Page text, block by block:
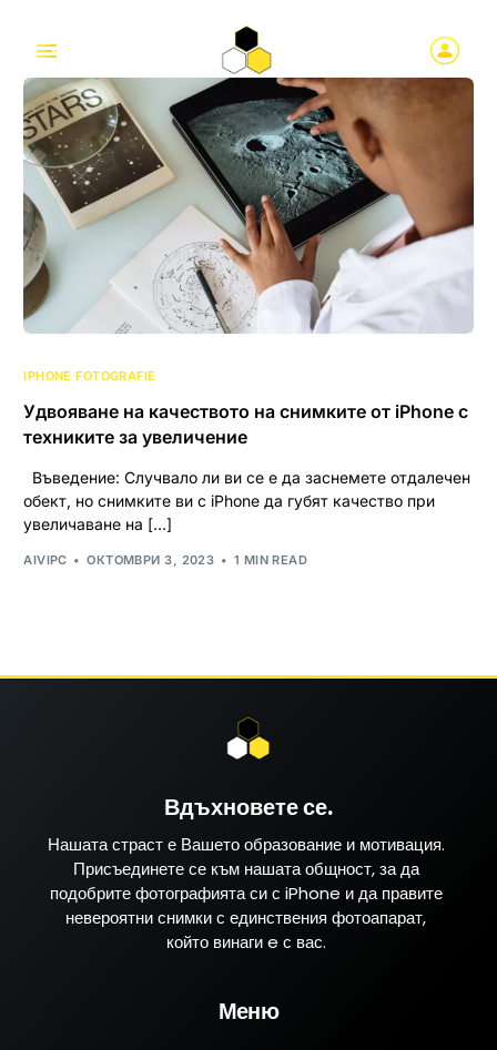
IPHONE FOTOGRAFIE
Удвояване на качеството на снимките от iPhone с
техниките за увеличение
Въведение: Случвало ли ви се е да заснемете отдалечен
обект, но снимките ви с iPhone да губят качество при
увеличаване на […]
AIVIPC ОКТОМВРИ 3, 2023 1 MIN READ
Вдъхновете се.
Нашата страст е Вашето образование и мотивация.
Присъединете се към нашата общност, за да
подобрите фотографията си с iPhone и да правите
невероятни снимки с единствения фотоапарат,
който винаги e с вас.
Меню